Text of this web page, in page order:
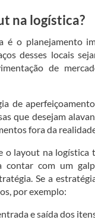
na logística?
é o planejamento
desses locais
de
de
que desejam
fora da
o layout na logística
contar com um
Se a
por exemplo:
e saída dos